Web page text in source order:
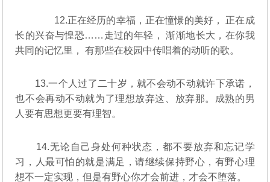
12.正在经历的幸福，正在憧憬的美好， 正在成
长的兴奋与惶恐……走过的年轻， 渐渐地长大，在你我
共同的记忆里， 有那些在校园中传唱着的动听的歌。
13.一个人过了二十岁，就不会动不动就许下承诺，
也不会再动不动就为了理想放弃这、放弃那。成熟的男
人要有思想更要有理智。
14.无论自己身处何种状态，都不要放弃和忘记学
习，人最可怕的就是满足，请继续保持野心，有野心理
想不一定实现，但是有野心你才会前进，才会不堕落。